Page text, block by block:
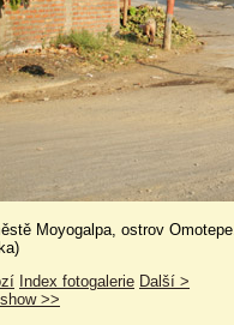
Moyogalpa, ostrov Omotepe.
Index fotogalerie Další >
>>